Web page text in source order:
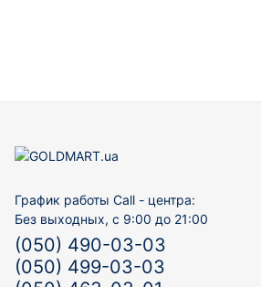
График работы Call - центра:
Без выходных, с 9:00 до 21:00
(050) 490-03-03
(050) 499-03-03